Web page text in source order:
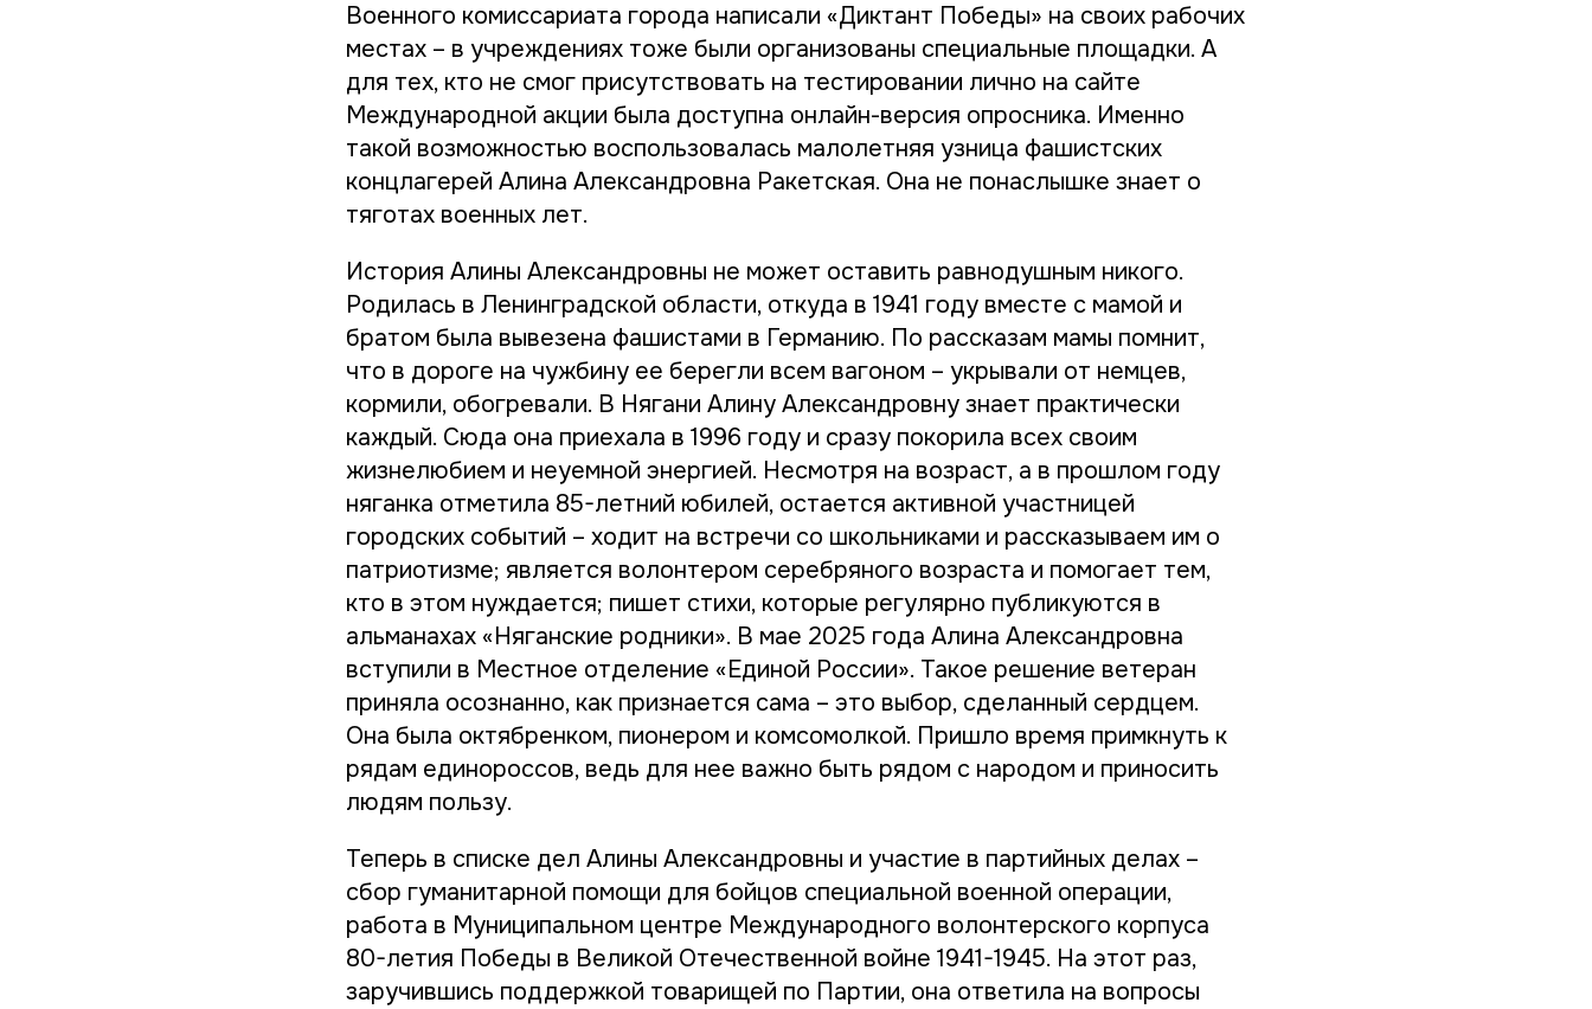
Военного комиссариата города написали «Диктант Победы» на своих рабочих
местах – в учреждениях тоже были организованы специальные площадки. А
для тех, кто не смог присутствовать на тестировании лично на сайте
Международной акции была доступна онлайн-версия опросника. Именно
такой возможностью воспользовалась малолетняя узница фашистских
концлагерей Алина Александровна Ракетская. Она не понаслышке знает о
тяготах военных лет.
История Алины Александровны не может оставить равнодушным никого.
Родилась в Ленинградской области, откуда в 1941 году вместе с мамой и
братом была вывезена фашистами в Германию. По рассказам мамы помнит,
что в дороге на чужбину ее берегли всем вагоном – укрывали от немцев,
кормили, обогревали. В Нягани Алину Александровну знает практически
каждый. Сюда она приехала в 1996 году и сразу покорила всех своим
жизнелюбием и неуемной энергией. Несмотря на возраст, а в прошлом году
няганка отметила 85-летний юбилей, остается активной участницей
городских событий – ходит на встречи со школьниками и рассказываем им о
патриотизме; является волонтером серебряного возраста и помогает тем,
кто в этом нуждается; пишет стихи, которые регулярно публикуются в
альманахах «Няганские родники». В мае 2025 года Алина Александровна
вступили в Местное отделение «Единой России». Такое решение ветеран
приняла осознанно, как признается сама – это выбор, сделанный сердцем.
Она была октябренком, пионером и комсомолкой. Пришло время примкнуть к
рядам единороссов, ведь для нее важно быть рядом с народом и приносить
людям пользу.
Теперь в списке дел Алины Александровны и участие в партийных делах –
сбор гуманитарной помощи для бойцов специальной военной операции,
работа в Муниципальном центре Международного волонтерского корпуса
80-летия Победы в Великой Отечественной войне 1941-1945. На этот раз,
заручившись поддержкой товарищей по Партии, она ответила на вопросы